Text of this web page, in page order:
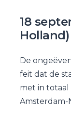
18
Holland)
De
feit dat de
met in totaal
Amsterdam-